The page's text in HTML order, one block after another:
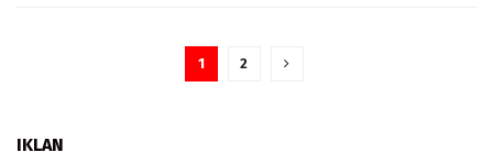
1 2
IKLAN